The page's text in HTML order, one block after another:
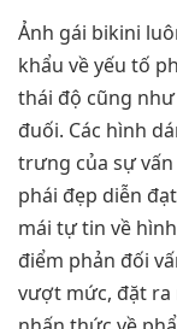
Ảnh gái bikini
khẩu về yếu tố
thái độ cũng
đuối. Các hình
trưng của sự
phái đẹp diễn
mái tự tin về
điểm phản đối
vượt mức, đặt ra